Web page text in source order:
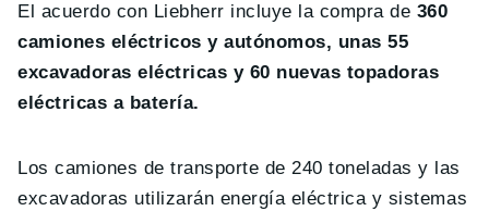
El acuerdo con Liebherr incluye la compra de 360 ​​
camiones eléctricos y autónomos, unas 55
excavadoras eléctricas y 60 nuevas topadoras
eléctricas a batería.
Los camiones de transporte de 240 toneladas y las
excavadoras utilizarán energía eléctrica y sistemas